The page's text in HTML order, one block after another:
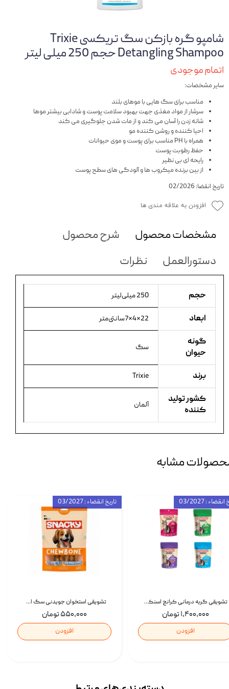
شامپو گره بازکن سگ تریکسی Trixie
Detangling Shampoo حجم 250 میلی لیتر
اتمام موجودی
سایر مشخصات:
مناسب برای سگ هایی با موهای بلند
سرشار از مواد مغذی جهت بهبود سلامت پوست و شادابی بیشتر موها
شانه زدن را آسان می کند و از مات شدن جلوگیری می کند
احیا کننده و روشن کننده مو
همراه با PH مناسب برای پوست و موی حیوانات
حفظ رطوبت پوست
رایحه ای بی نظیر
از بین برنده میکروب ها و آلودگی های سطح پوست
تاریخ انقضا: 02/2026
افزودن به علاقه مندی ها
مشخصات محصول
شرح محصول
دستورالعمل
نظرات
حجم 250 میلی‌لیتر
ابعاد 22×4×7سانتی‌متر
گونه
حیوان
سگ
برند Trixie
کشور تولید
کننده
آلمان
مشابه
تشویقی استخوان جویدنی سگ اسنکی کرانچی با طعم مرغ Snacky Crunchy Munchy وزن 100 گرم
۵۵۰,۰۰۰ تومان
افزودن
تاریخ انقضاء : 03/2027
تشویقی گربه درمانی کرانچ اسنکی با طعم میکس Snacky Crunch Cat Treats وزن 60 گرم بسته 4 عددی
۱,۴۰۰,۰۰۰ تومان
افزودن
: 03/2027